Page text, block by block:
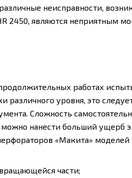
неисправности,
2450, являются неприятным
работах
различного уровня, это
Сложность
можно нанести больший ущерб
«Макита» моделей
части;